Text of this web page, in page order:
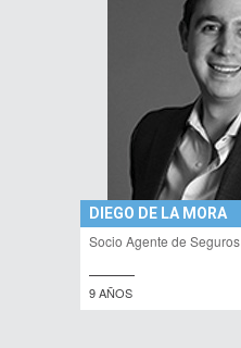
DIEGO DE LA MORA
Socio Agente de Seguros
9 AÑOS